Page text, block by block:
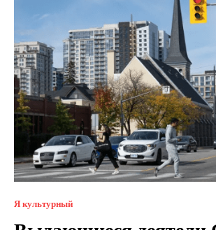
Я культурный